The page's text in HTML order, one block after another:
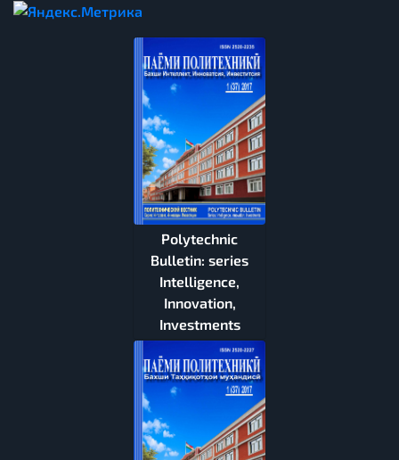
Polytechnic
Bulletin: series
Intelligence,
Innovation,
Investments